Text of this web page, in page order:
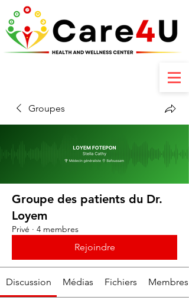
Groupes
Groupe des patients du Dr.
Loyem
Privé · 4 membres
Rejoindre
Discussion Médias Fichiers Membres